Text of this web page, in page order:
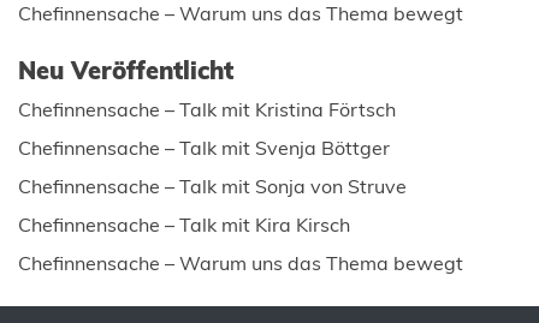
Chefinnensache – Warum uns das Thema bewegt
Neu Veröffentlicht
Chefinnensache – Talk mit Kristina Förtsch
Chefinnensache – Talk mit Svenja Böttger
Chefinnensache – Talk mit Sonja von Struve
Chefinnensache – Talk mit Kira Kirsch
Chefinnensache – Warum uns das Thema bewegt